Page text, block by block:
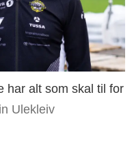
har alt som skal til for
Ulekleiv